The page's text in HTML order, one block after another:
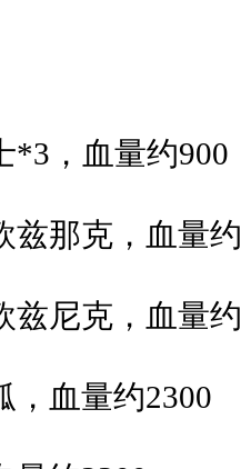
*3，血量约900
兹那克，血量
兹尼克，血量
，血量约2300